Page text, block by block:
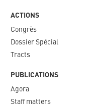
ACTIONS
Congrès
Dossier Spécial
Tracts
PUBLICATIONS
Agora
Staff matters